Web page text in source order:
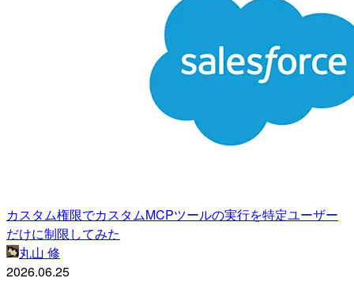
カスタム権限でカスタムMCPツールの実行を特定ユーザー
だけに制限してみた
丸山 修
2026.06.25